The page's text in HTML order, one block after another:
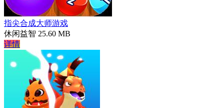
指尖合成大师游戏
休闲益智 25.60 MB
详情